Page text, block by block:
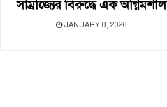
সাম্রাজ্যের বিরুদ্ধে এক অগ্নিমশাল
JANUARY 8, 2026